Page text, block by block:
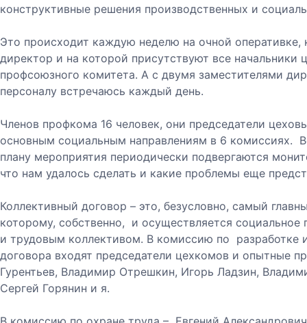
конструктивные решения производственных и
Это происходит каждую неделю на очной оперативке,
директор и на которой присутствуют все начальники
профсоюзного комитета. А с двумя заместителями
персоналу встречаюсь каждый день.
Членов профкома 16 человек, они председатели
основным социальным направлениям в 6 комиссиях.
плану мероприятия периодически подвергаются
что нам удалось сделать и какие проблемы еще
Коллективный договор – это, безусловно, самый
которому, собственно, и осуществляется
и трудовым коллективом. В комиссию по разработке
договора входят председатели цехкомов и опытные
Гурентьев, Владимир Отрешкин, Игорь Ладзин,
Сергей Горянин и я.